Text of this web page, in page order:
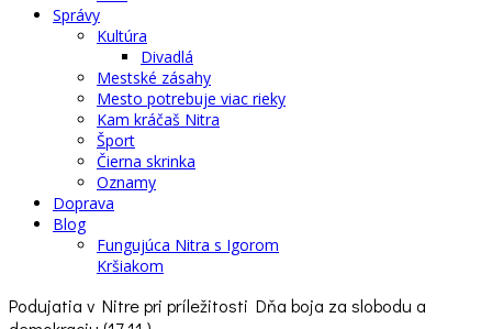
Správy
Kultúra
Divadlá
Mestské zásahy
Mesto potrebuje viac rieky
Kam kráčaš Nitra
Šport
Čierna skrinka
Oznamy
Doprava
Blog
Fungujúca Nitra s Igorom
Kršiakom
Podujatia v Nitre pri príležitosti Dňa boja za slobodu a